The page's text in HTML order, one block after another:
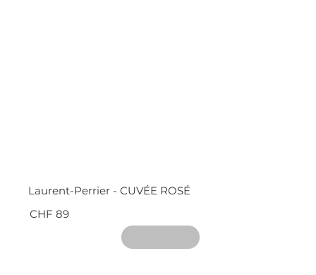
Laurent-Perrier - CUVÉE ROSÉ
CHF 89